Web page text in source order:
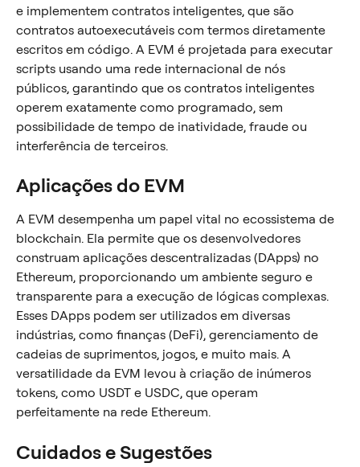
e implementem contratos inteligentes, que são
contratos autoexecutáveis com termos diretamente
escritos em código. A EVM é projetada para executar
scripts usando uma rede internacional de nós
públicos, garantindo que os contratos inteligentes
operem exatamente como programado, sem
possibilidade de tempo de inatividade, fraude ou
interferência de terceiros.
Aplicações do EVM
A EVM desempenha um papel vital no ecossistema de
blockchain. Ela permite que os desenvolvedores
construam aplicações descentralizadas (DApps) no
Ethereum, proporcionando um ambiente seguro e
transparente para a execução de lógicas complexas.
Esses DApps podem ser utilizados em diversas
indústrias, como finanças (DeFi), gerenciamento de
cadeias de suprimentos, jogos, e muito mais. A
versatilidade da EVM levou à criação de inúmeros
tokens, como USDT e USDC, que operam
perfeitamente na rede Ethereum.
Cuidados e Sugestões